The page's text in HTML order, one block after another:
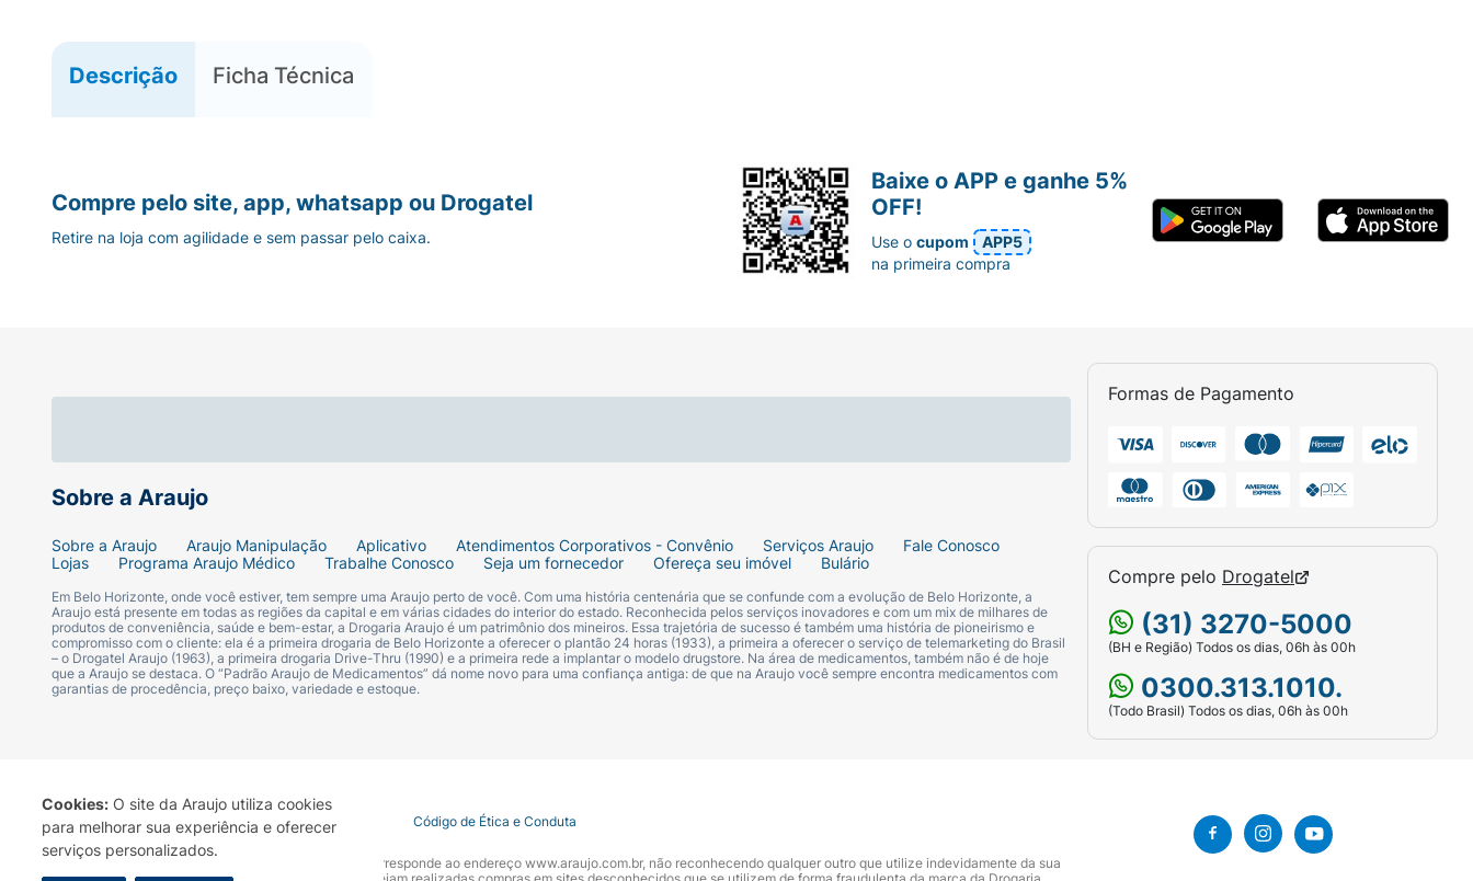
Cookies: O site da Araujo utiliza cookies
para melhorar sua experiência e oferecer
serviços personalizados.
Descrição Ficha Técnica
Sobre a Araujo
Sobre a Araujo Araujo Manipulação Aplicativo Atendimentos Corporativos - Convênio Serviços Araujo
Fale Conosco
Lojas
Programa Araujo Médico Trabalhe Conosco Seja um fornecedor Ofereça seu imóvel Bulário
Em Belo Horizonte, onde você estiver, tem sempre uma Araujo perto de você. Com uma história centenária que se confunde com a evolução de Belo Horizonte, a
Araujo está presente em todas as regiões da capital e em várias cidades do interior do estado. Reconhecida pelos serviços inovadores e com um mix de milhares de
produtos de conveniência, saúde e bem-estar, a Drogaria Araujo é um patrimônio dos mineiros. Essa trajetória de sucesso é também uma história de pioneirismo e
compromisso com o cliente: ela é a primeira drogaria de Belo Horizonte a oferecer o plantão 24 horas (1933), a primeira a oferecer o serviço de telemarketing do Brasil
– o Drogatel Araujo (1963), a primeira drogaria Drive-Thru (1990) e a primeira rede a implantar o modelo drugstore. Na área de medicamentos, também não é de hoje
que a Araujo se destaca. O “Padrão Araujo de Medicamentos” dá nome novo para uma confiança antiga: de que na Araujo você sempre encontra medicamentos com
garantias de procedência, preço baixo, variedade e estoque.
Formas de Pagamento
Compre pelo Drogatel
(31) 3270-5000
(BH e Região) Todos os dias, 06h às 00h
0300.313.1010.
(Todo Brasil) Todos os dias, 06h às 00h
Compre pelo site, app, whatsapp ou Drogatel
Retire na loja com agilidade e sem passar pelo caixa.
Baixe o APP e ganhe 5%
OFF!
Use ocupom
APP5
na primeira compra
Termo de Uso Portal da Privacidade Covid-19 Código de Ética e Conduta
A Drogaria Araujo S/A informa que o seu site oficial corresponde ao endereço www.araujo.com.br, não reconhecendo qualquer outro que utilize indevidamente da sua